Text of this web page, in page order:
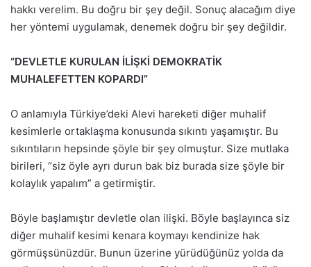
hakkı verelim. Bu doğru bir şey değil. Sonuç alacağım diye
her yöntemi uygulamak, denemek doğru bir şey değildir.
“DEVLETLE KURULAN İLİŞKİ DEMOKRATİK
MUHALEFETTEN KOPARDI”
O anlamıyla Türkiye’deki Alevi hareketi diğer muhalif
kesimlerle ortaklaşma konusunda sıkıntı yaşamıştır. Bu
sıkıntıların hepsinde şöyle bir şey olmuştur. Size mutlaka
birileri, “siz öyle ayrı durun bak biz burada size şöyle bir
kolaylık yapalım” a getirmiştir.
Böyle başlamıştır devletle olan ilişki. Böyle başlayınca siz
diğer muhalif kesimi kenara koymayı kendinize hak
görmüşsünüzdür. Bunun üzerine yürüdüğünüz yolda da